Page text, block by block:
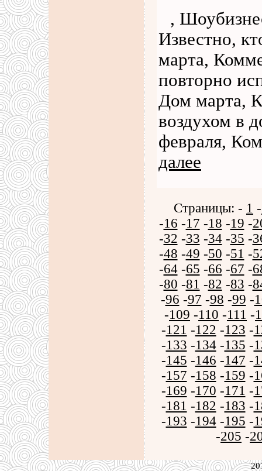
,
Известно,
марта,
повторно
Дом марта,
воздухом в
февраля,
далее
Страницы: - 1 -
-16 -17 -18 -19 -
-32 -33 -34-35 -
-48 -49 -50 -51 -
-64-65 -66 -67 -
-80 -81 -82 -83 -
-96 -97 -98 -99 -
-109 -110 -111 -
-121 -122 -123 -
-133 -134-135 -
-145 -146 -147 -
-157 -158 -159 -
-169 -170 -171 -
-181 -182 -183 -
-193 -194-195 -
-205 -